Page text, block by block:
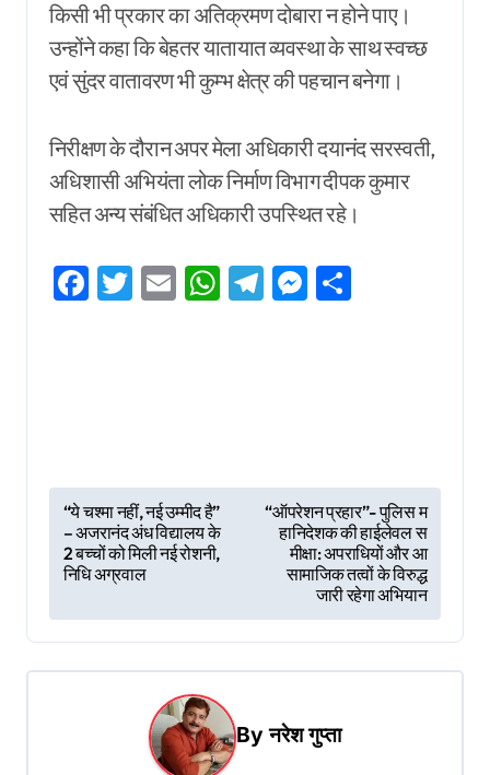
किसी भी प्रकार का अतिक्रमण दोबारा न होने पाए।
उन्होंने कहा कि बेहतर यातायात व्यवस्था के साथ स्वच्छ
एवं सुंदर वातावरण भी कुम्भ क्षेत्र की पहचान बनेगा।
निरीक्षण के दौरान अपर मेला अधिकारी दयानंद सरस्वती,
अधिशासी अभियंता लोक निर्माण विभाग दीपक कुमार
सहित अन्य संबंधित अधिकारी उपस्थित रहे।
Facebook
Twitter
EmailWhatsApp
Telegram
Messenger
P
o
s
t
n
“ये चश्मा नहीं, नई उम्मीद है”
– अजरानंद अंध विद्यालय के
2 बच्चों को मिली नई रोशनी,
निधि अग्रवाल
“ऑपरेशन प्रहार”- पुलिस म
हानिदेशक की हाईलेवल स
मीक्षा: अपराधियों और आ
सामाजिक तत्वों के विरुद्ध
जारी रहेगा अभियान
Byनरेश गुप्ता